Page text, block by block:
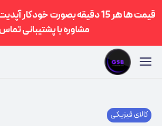
قیمت ها هر 15 دقیقه بصورت
مشاوره با پشتیبانی
کالای فیزیکی